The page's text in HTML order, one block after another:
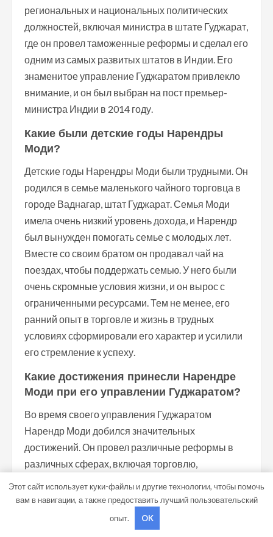
региональных и национальных политических
должностей, включая министра в штате Гуджарат,
где он провел таможенные реформы и сделал его
одним из самых развитых штатов в Индии. Его
знаменитое управление Гуджаратом привлекло
внимание, и он был выбран на пост премьер-
министра Индии в 2014 году.
Какие были детские годы Нарендры
Моди?
Детские годы Нарендры Моди были трудными. Он
родился в семье маленького чайного торговца в
городе Ваднагар, штат Гуджарат. Семья Моди
имела очень низкий уровень дохода, и Нарендр
был вынужден помогать семье с молодых лет.
Вместе со своим братом он продавал чай на
поездах, чтобы поддержать семью. У него были
очень скромные условия жизни, и он вырос с
ограниченными ресурсами. Тем не менее, его
ранний опыт в торговле и жизнь в трудных
условиях сформировали его характер и усилили
его стремление к успеху.
Какие достижения принесли Нарендре
Моди при его управлении Гуджаратом?
Во время своего управления Гуджаратом
Нарендр Моди добился значительных
достижений. Он провел различные реформы в
различных сферах, включая торговлю,
В результате его политики Гуджарат стал одним
из самых развитых и инновационных штатов в
Индии. Он понизил уровень бедности, улучшил
Этот сайт использует куки-файлы и другие технологии, чтобы помочь
вам в навигации, а также предоставить лучший пользовательский
опыт.
OK